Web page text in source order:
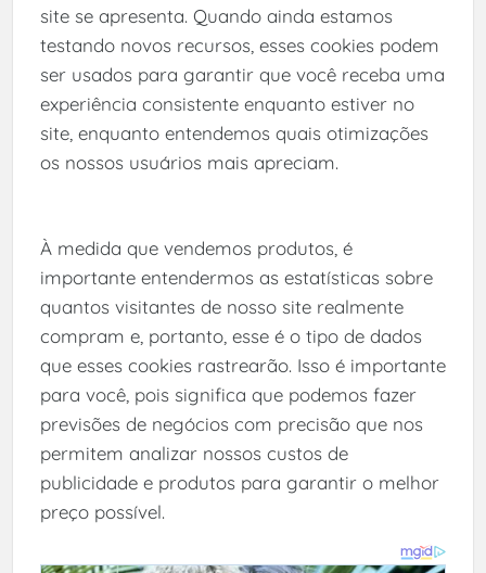
site se apresenta. Quando ainda estamos
testando novos recursos, esses cookies podem
ser usados ​​para garantir que você receba uma
experiência consistente enquanto estiver no
site, enquanto entendemos quais otimizações
os nossos usuários mais apreciam.
À medida que vendemos produtos, é
importante entendermos as estatísticas sobre
quantos visitantes de nosso site realmente
compram e, portanto, esse é o tipo de dados
que esses cookies rastrearão. Isso é importante
para você, pois significa que podemos fazer
previsões de negócios com precisão que nos
permitem analizar nossos custos de
publicidade e produtos para garantir o melhor
preço possível.